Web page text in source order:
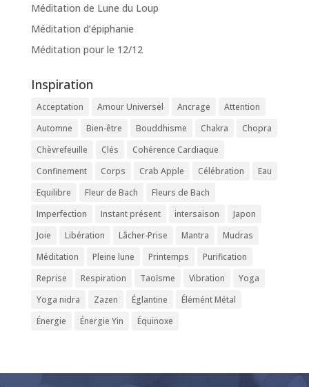
Méditation de Lune du Loup
Méditation d’épiphanie
Méditation pour le 12/12
Inspiration
Acceptation Amour Universel Ancrage
Attention
Automne
Bien-être Bouddhisme Chakra
Chopra
Chèvrefeuille
Clés
Cohérence Cardiaque
Confinement
Corps Crab Apple Célébration
Eau
Equilibre
Fleur de Bach
Fleurs de Bach
Imperfection
Instant présent intersaison
Japon
Joie
Libération Lâcher-Prise Mantra
Mudras
Méditation
Pleine lune Printemps
Purification
Reprise
Respiration Taoïsme Vibration
Yoga
Yoga nidra
Zazen Églantine
Élémént Métal
Énergie
Énergie Yin Équinoxe